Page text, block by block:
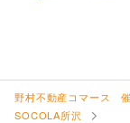
野村不動産コマース
SOCOLA所沢